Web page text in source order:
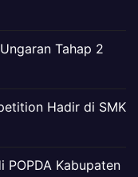
Tahap 2
Hadir di SMK
POPDA Kabupaten